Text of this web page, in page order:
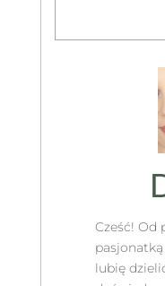
Cześć! Od
lubię